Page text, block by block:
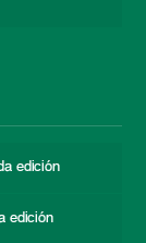
edición
edición